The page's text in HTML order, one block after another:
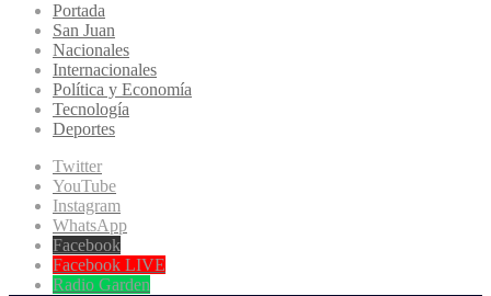
Portada
San Juan
Nacionales
Internacionales
Política y Economía
Tecnología
Deportes
Twitter
YouTube
Instagram
WhatsApp
Facebook
Facebook LIVE
Radio Garden